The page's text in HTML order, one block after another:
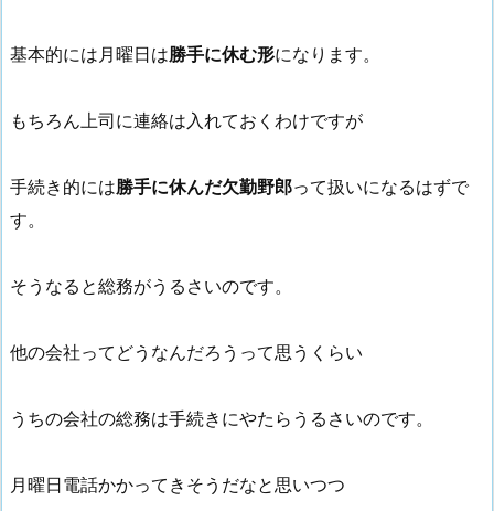
基本的には月曜日は勝手に休む形になります。
もちろん上司に連絡は入れておくわけですが
手続き的には勝手に休んだ欠勤野郎って扱いになるはずで
す。
そうなると総務がうるさいのです。
他の会社ってどうなんだろうって思うくらい
うちの会社の総務は手続きにやたらうるさいのです。
月曜日電話かかってきそうだなと思いつつ